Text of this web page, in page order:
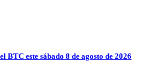
este sábado 8 de agosto de 2026